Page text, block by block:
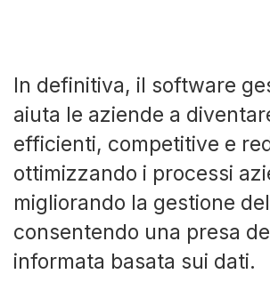
In definitiva, il software
aiuta le aziende a
efficienti, competitive e
ottimizzando i processi
migliorando la gestione
consentendo una presa
informata basata sui dati.